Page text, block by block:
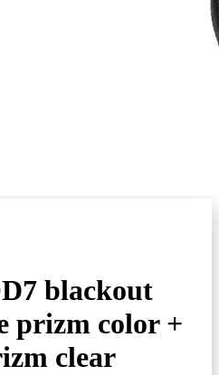
blackout
prizm color +
clear